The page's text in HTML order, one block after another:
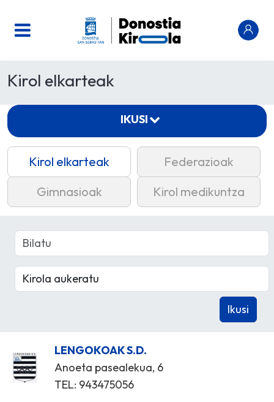
Kirol elkarteak
Kirol elkarteak
Federazioak
Gimnasioak
Kirol medikuntza
LENGOKOAK S.D.
Anoeta pasealekua, 6
TEL: 943475056
IKUSI